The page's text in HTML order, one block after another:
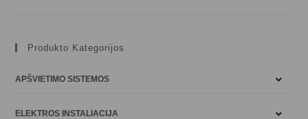
Produkto Kategorijos
APŠVIETIMO SISTEMOS
ELEKTROS INSTALIACIJA